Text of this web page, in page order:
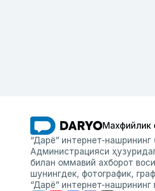
Махфийлик
“Дарё” интернет-
Администрацияси
билан оммавий ахборот
шунингдек, фотографик,
“Дарё” интернет-